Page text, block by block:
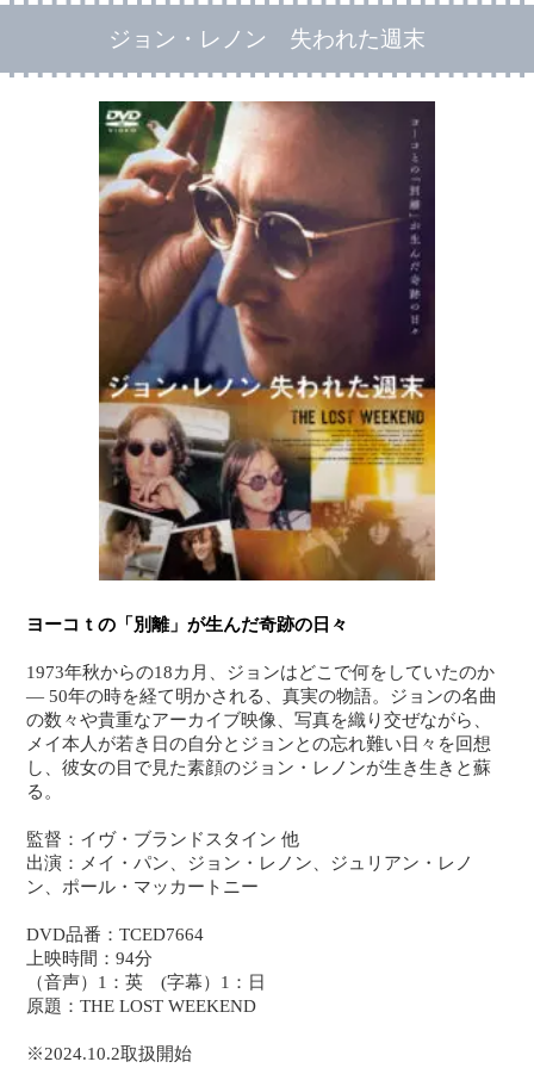
ジョン・レノン 失われた週末
ヨーコｔの「別離」が生んだ奇跡の日々
1973年秋からの18カ月、ジョンはどこで何をしていたのか
― 50年の時を経て明かされる、真実の物語。ジョンの名曲
の数々や貴重なアーカイブ映像、写真を織り交ぜながら、
メイ本人が若き日の自分とジョンとの忘れ難い日々を回想
し、彼女の目で見た素顔のジョン・レノンが生き生きと蘇
る。
監督：イヴ・ブランドスタイン 他
出演：メイ・パン、ジョン・レノン、ジュリアン・レノ
ン、ポール・マッカートニー
DVD品番：TCED7664
上映時間：94分
（音声）1：英 (字幕）1：日
原題：THE LOST WEEKEND
※2024.10.2取扱開始